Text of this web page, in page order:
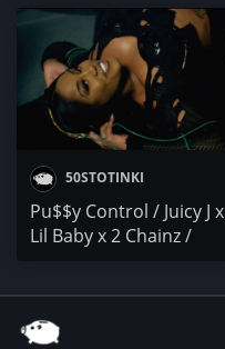
TANNO / VeN10
50STOTINKI
Pu$$y Control / Juicy J x
Lil Baby x 2 Chainz /